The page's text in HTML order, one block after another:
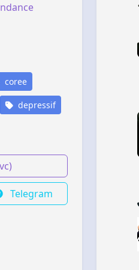
coree
depressif
Telegram